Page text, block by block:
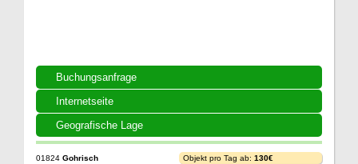
Buchungsanfrage
Internetseite
Geografische Lage
01824 Gohrisch
Objekt pro Tag ab: 130€